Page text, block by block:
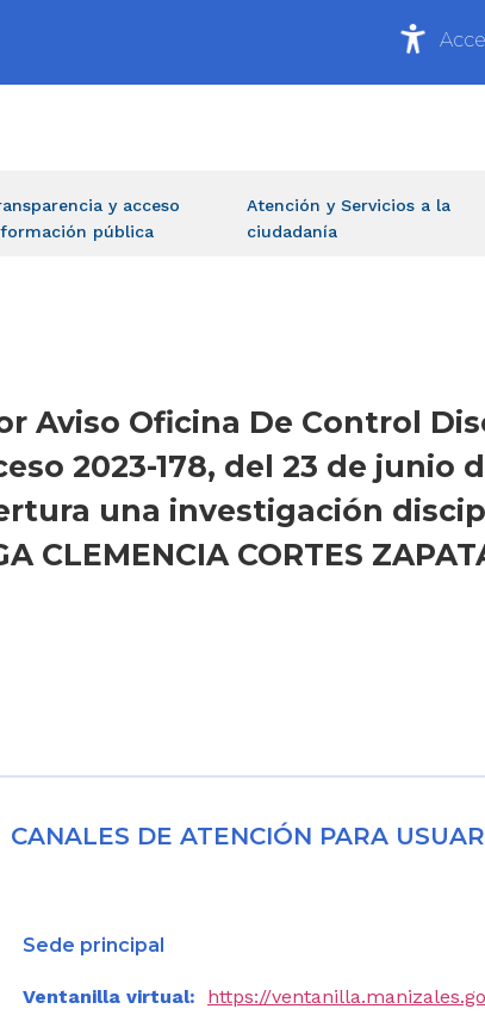
y acceso
pública
Atención y Servicios a la
ciudadanía
Aviso Oficina De Control
2023-178, del 23 de
una investigación
CLEMENCIA CORTES
CANALES DE ATENCIÓN PARA
Sede principal
Ventanilla virtual: https://